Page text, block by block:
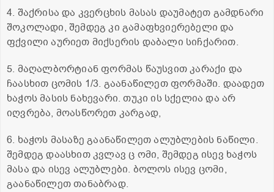
4. შაქრისა და კვერცხის მასას დაუმატეთ გამდნარი
შოკოლადი, შემდეგ კი გამაფხვიერებელი და
ფქვილი აურიეთ მიქსერის დაბალი სიჩქარით.
5. მაღალბორტიან ფორმას წაუსვით კარაქი და
ჩაასხით ცომის 1/3. გაანაწილეთ ფორმაში. დაადეთ
ხაჭოს მასის ნახევარი. თუკი ის სქელია და არ
იღვრება, მოასწორეთ კარგად,
6. ხაჭოს მასაზე გაანაწილეთ ალუბლების ნაწილი.
შემდეგ დაასხით კვლავ ც ომი, შემდეგ ისევ ხაჭოს
მასა და ისევ ალუბლები. ბოლოს ისევ ცომი,
გაანაწილეთ თანაბრად.